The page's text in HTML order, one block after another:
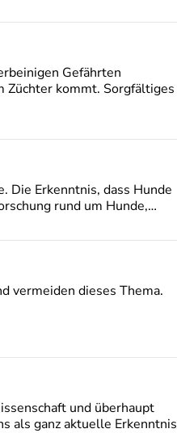
Gefährten
Züchter kommt. Sorgfältiges
Die Erkenntnis, dass Hunde
rund um Hunde,…
vermeiden dieses Thema.
und überhaupt
als ganz aktuelle Erkenntnis